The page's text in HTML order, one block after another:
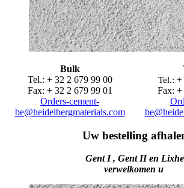
Bulk
Tel.: + 32 2 679 99 00
Fax: + 32 2 679 99 01
Orders-cement-
be@heidelbergmaterials.com
Tel.: +
Fax: +
Uw bestelling
Gent I , Gent II en Lixhe
verwelkomen u